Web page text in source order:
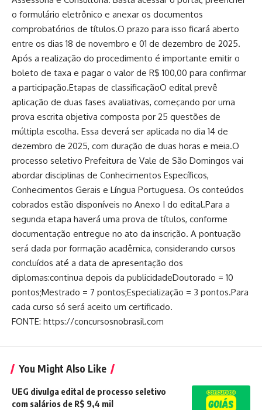
o formulário eletrônico e anexar os documentos
comprobatórios de títulos.O prazo para isso ficará aberto
entre os dias 18 de novembro e 01 de dezembro de 2025.
Após a realização do procedimento é importante emitir o
boleto de taxa e pagar o valor de R$ 100,00 para confirmar
a participação.Etapas de classificaçãoO edital prevê
aplicação de duas fases avaliativas, começando por uma
prova escrita objetiva composta por 25 questões de
múltipla escolha. Essa deverá ser aplicada no dia 14 de
dezembro de 2025, com duração de duas horas e meia.O
processo seletivo Prefeitura de Vale de São Domingos vai
abordar disciplinas de Conhecimentos Específicos,
Conhecimentos Gerais e Língua Portuguesa. Os conteúdos
cobrados estão disponíveis no Anexo I do edital.Para a
segunda etapa haverá uma prova de títulos, conforme
documentação entregue no ato da inscrição. A pontuação
será dada por formação acadêmica, considerando cursos
concluídos até a data de apresentação dos
diplomas:continua depois da publicidadeDoutorado = 10
pontos;Mestrado = 7 pontos;Especialização = 3 pontos.Para
cada curso só será aceito um certificado.
FONTE: https://concursosnobrasil.com
You Might Also Like
UEG divulga edital de processo seletivo
com salários de R$ 9,4 mil